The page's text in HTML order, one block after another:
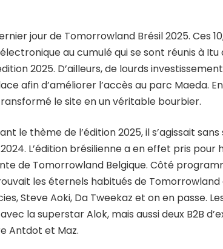
jour de Tomorrowland Brésil 2025. Ces
au cumulé qui se sont réunis à
2025. D’ailleurs, de lourds
afin d’améliorer l’accès au parc Maeda.
le site en un véritable bourbier.
le thème de l’édition 2025, il s’agissait
L’édition brésilienne a en effet pris
de Tomorrowland Belgique. Côté
les éternels habitués de Tomorrowland
Steve Aoki, Da Tweekaz et on en passe.
la superstar Alok, mais aussi deux B2B
Antdot et Maz.